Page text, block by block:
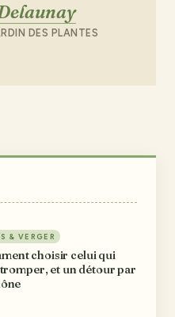
DES PLANTES
& VERGER
choisir celui qui
et un détour par